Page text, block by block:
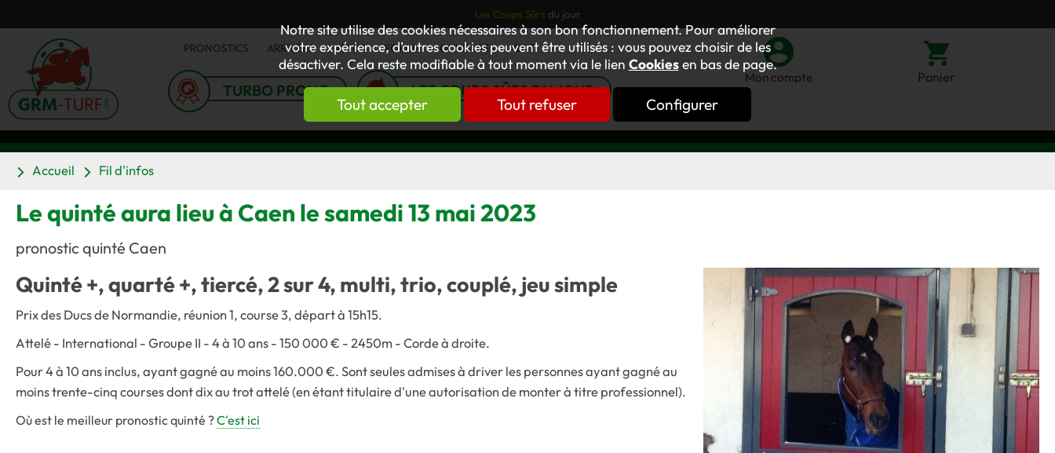
Notre site utilise des cookies nécessaires à son bon fonctionnement. Pour améliorer
votre expérience, d’autres cookies peuvent être utilisés : vous pouvez choisir de les
désactiver. Cela reste modifiable à tout moment via le lien Cookiesen bas de page.
Tout accepter Tout refuser Configurer
Les Coups Sûrs du jour
PRONOSTICS ARRIVÉES ACTUS FORUM OUVRAGES GNT
TURBO PRONO LES COUPS SÛRS DU JOUR
Mon compte Panier
Accueil Fil d'infos
Le quinté aura lieu à Caen le samedi 13 mai 2023
pronostic quinté Caen
Quinté +, quarté +, tiercé, 2 sur 4, multi, trio, couplé, jeu simple
Prix des Ducs de Normandie, réunion 1, course 3, départ à 15h15.
Attelé - International - Groupe II - 4 à 10 ans - 150 000 € - 2450m - Corde à droite.
Pour 4 à 10 ans inclus, ayant gagné au moins 160.000 €. Sont seules admises à driver les personnes ayant gagné au
moins trente-cinq courses dont dix au trot attelé (en étant titulaire d'une autorisation de monter à titre professionnel).
Où est le meilleur pronostic quinté ?C'est ici